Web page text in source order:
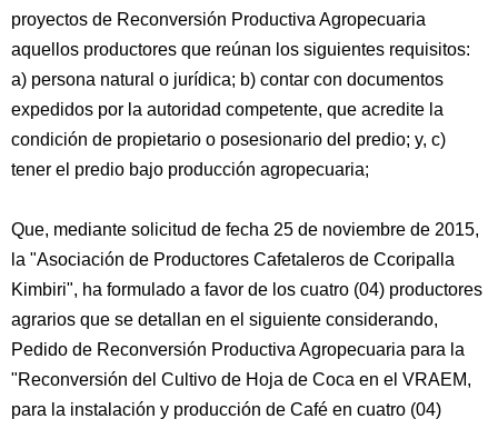
proyectos de Reconversión Productiva Agropecuaria
aquellos productores que reúnan los siguientes requisitos:
a) persona natural o jurídica; b) contar con documentos
expedidos por la autoridad competente, que acredite la
condición de propietario o posesionario del predio; y, c)
tener el predio bajo producción agropecuaria;
Que, mediante solicitud de fecha 25 de noviembre de 2015,
la "Asociación de Productores Cafetaleros de Ccoripalla
Kimbiri", ha formulado a favor de los cuatro (04) productores
agrarios que se detallan en el siguiente considerando,
Pedido de Reconversión Productiva Agropecuaria para la
"Reconversión del Cultivo de Hoja de Coca en el VRAEM,
para la instalación y producción de Café en cuatro (04)